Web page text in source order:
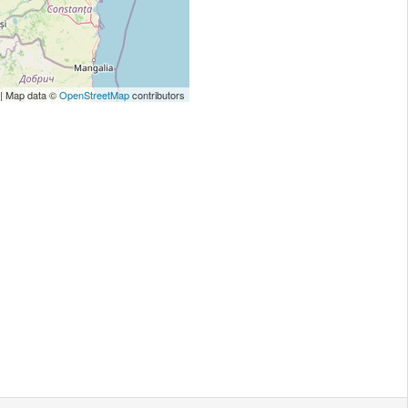
Map data ©OpenStreetMapcontributors